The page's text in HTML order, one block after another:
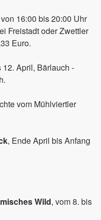
16:00 bis 20:00 Uhr
Freistadt oder Zwettler
Euro.
12. April, Bärlauch -
vom Mühlviertler
, Ende April bis Anfang
Wild, vom 8. bis